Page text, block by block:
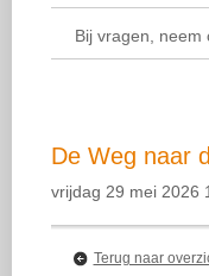
Bij vragen, neem
De Weg naar
vrijdag 29 mei 2026
Terug naar